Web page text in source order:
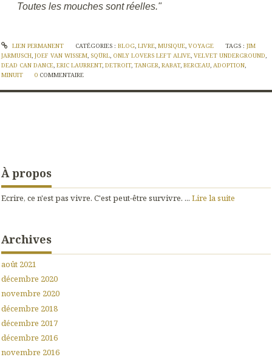
Toutes les mouches sont réelles."
LIEN PERMANENT CATÉGORIES : BLOG, LIVRE, MUSIQUE, VOYAGE TAGS :JIM
JARMUSCH, JOEF VAN WISSEM, SQÜRL, ONLY LOVERS LEFT ALIVE, VELVET UNDERGROUND,
DEAD CAN DANCE, ERIC LAURRENT, DETROIT, TANGER, RABAT, BERCEAU, ADOPTION,
MINUIT
0 COMMENTAIRE
À propos
Ecrire, ce n'est pas vivre. C'est peut-être survivre. ... Lire la suite
Archives
août 2021
décembre 2020
novembre 2020
décembre 2018
décembre 2017
décembre 2016
novembre 2016